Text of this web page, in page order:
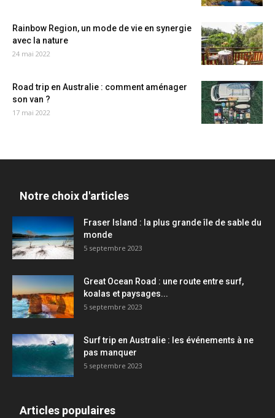
Rainbow Region, un mode de vie en synergie
avec la nature
24 mai 2022
Road trip en Australie : comment aménager
son van ?
17 mai 2022
Notre choix d'articles
Fraser Island : la plus grande île de sable du
monde
5 septembre 2023
Great Ocean Road : une route entre surf,
koalas et paysages...
5 septembre 2023
Surf trip en Australie : les événements à ne
pas manquer
5 septembre 2023
Articles populaires